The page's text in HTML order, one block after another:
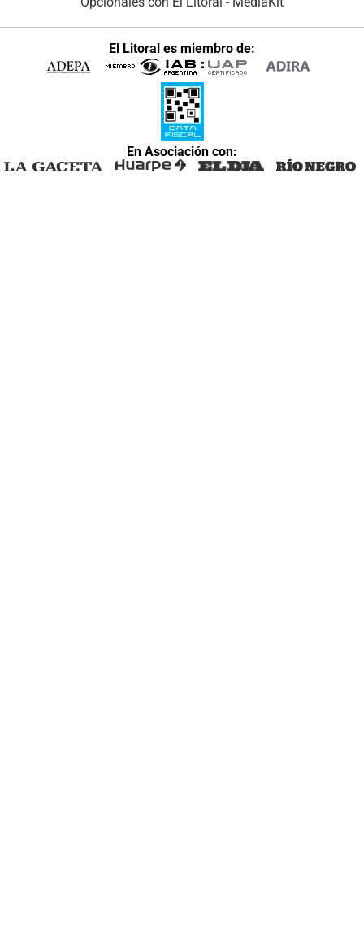
El Litoral es miembro de:
En Asociación con: